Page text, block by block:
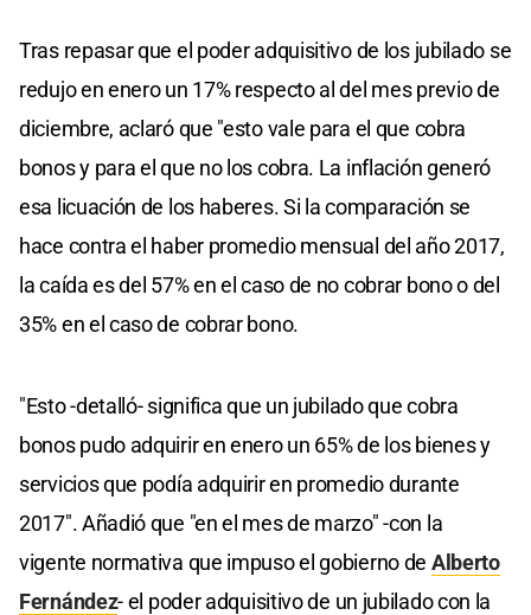
Tras repasar que el poder adquisitivo de los jubilado se
redujo en enero un 17% respecto al del mes previo de
diciembre, aclaró que "esto vale para el que cobra
bonos y para el que no los cobra. La inflación generó
esa licuación de los haberes. Si la comparación se
hace contra el haber promedio mensual del año 2017,
la caída es del 57% en el caso de no cobrar bono o del
35% en el caso de cobrar bono.
"Esto -detalló- significa que un jubilado que cobra
bonos pudo adquirir en enero un 65% de los bienes y
servicios que podía adquirir en promedio durante
2017". Añadió que "en el mes de marzo" -con la
vigente normativa que impuso el gobierno de Alberto
Fernández- el poder adquisitivo de un jubilado con la